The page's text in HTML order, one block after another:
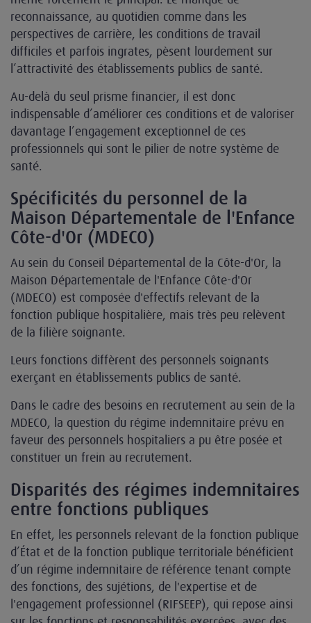
reconnaissance, au quotidien comme dans les
perspectives de carrière, les conditions de travail
difficiles et parfois ingrates, pèsent lourdement sur
l’attractivité des établissements publics de santé.
Au-delà du seul prisme financier, il est donc
indispensable d’améliorer ces conditions et de valoriser
davantage l’engagement exceptionnel de ces
professionnels qui sont le pilier de notre système de
santé.
Spécificités du personnel de la
Maison Départementale de l'Enfance
Côte-d'Or (MDECO)
Au sein du Conseil Départemental de la Côte-d'Or, la
Maison Départementale de l'Enfance Côte-d'Or
(MDECO) est composée d'effectifs relevant de la
fonction publique hospitalière, mais très peu relèvent
de la filière soignante.
Leurs fonctions diffèrent des personnels soignants
exerçant en établissements publics de santé.
Dans le cadre des besoins en recrutement au sein de la
MDECO, la question du régime indemnitaire prévu en
faveur des personnels hospitaliers a pu être posée et
constituer un frein au recrutement.
Disparités des régimes indemnitaires
entre fonctions publiques
En effet, les personnels relevant de la fonction publique
d’État et de la fonction publique territoriale bénéficient
d’un régime indemnitaire de référence tenant compte
des fonctions, des sujétions, de l'expertise et de
l'engagement professionnel (RIFSEEP), qui repose ainsi